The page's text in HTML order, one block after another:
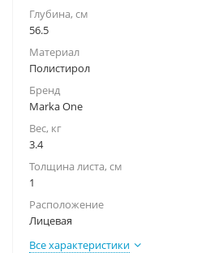
Глубина, см
56.5
Материал
Полистирол
Бренд
Marka One
Вес, кг
3.4
Толщина листа, см
1
Расположение
Лицевая
Все характеристики